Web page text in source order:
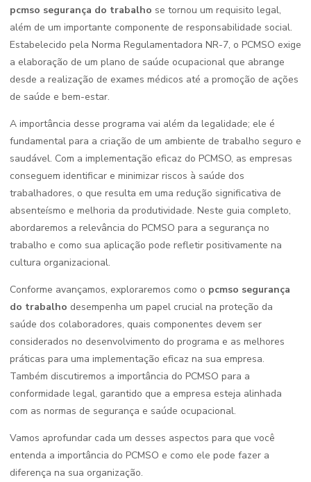
pcmso segurança do trabalho se tornou um requisito legal,
além de um importante componente de responsabilidade social.
Estabelecido pela Norma Regulamentadora NR-7, o PCMSO exige
a elaboração de um plano de saúde ocupacional que abrange
desde a realização de exames médicos até a promoção de ações
de saúde e bem-estar.
A importância desse programa vai além da legalidade; ele é
fundamental para a criação de um ambiente de trabalho seguro e
saudável. Com a implementação eficaz do PCMSO, as empresas
conseguem identificar e minimizar riscos à saúde dos
trabalhadores, o que resulta em uma redução significativa de
absenteísmo e melhoria da produtividade. Neste guia completo,
abordaremos a relevância do PCMSO para a segurança no
trabalho e como sua aplicação pode refletir positivamente na
cultura organizacional.
Conforme avançamos, exploraremos como o pcmso segurança
do trabalho desempenha um papel crucial na proteção da
saúde dos colaboradores, quais componentes devem ser
considerados no desenvolvimento do programa e as melhores
práticas para uma implementação eficaz na sua empresa.
Também discutiremos a importância do PCMSO para a
conformidade legal, garantido que a empresa esteja alinhada
com as normas de segurança e saúde ocupacional.
Vamos aprofundar cada um desses aspectos para que você
entenda a importância do PCMSO e como ele pode fazer a
diferença na sua organização.